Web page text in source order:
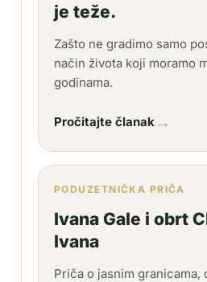
je teže.
Zašto ne gradimo samo
način života koji moramo
godinama.
Pročitajte članak →
PODUZETNIČKA PRIČA
Ivana Gale i obrt
Ivana
Priča o jasnim granicama,